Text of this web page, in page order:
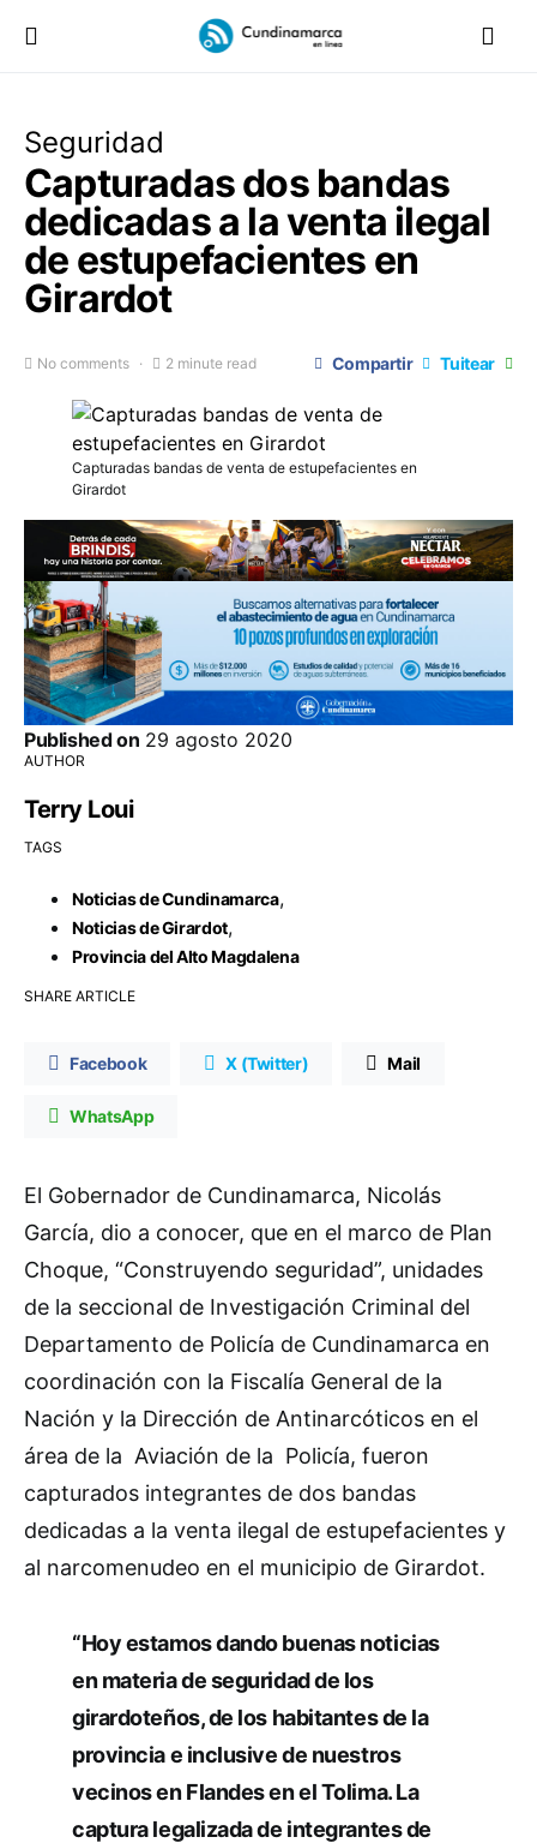
Seguridad
Capturadas dos bandas
dedicadas a la venta ilegal
de estupefacientes en
Girardot
No comments 2 minute read Compartir Tuitear
Capturadas bandas de venta de estupefacientes en
Girardot
Published on 29 agosto 2020
AUTHOR
Terry Loui
TAGS
Noticias de Cundinamarca,
Noticias de Girardot,
Provincia del Alto Magdalena
SHARE ARTICLE
Facebook X (Twitter) Mail
WhatsApp
El Gobernador de Cundinamarca, Nicolás
García, dio a conocer, que en el marco de Plan
Choque, “Construyendo seguridad”, unidades
de la seccional de Investigación Criminal del
Departamento de Policía de Cundinamarca en
coordinación con la Fiscalía General de la
Nación y la Dirección de Antinarcóticos en el
área de la Aviación de la Policía, fueron
capturados integrantes de dos bandas
dedicadas a la venta ilegal de estupefacientes y
al narcomenudeo en el municipio de Girardot.
“Hoy estamos dando buenas noticias
en materia de seguridad de los
girardoteños, de los habitantes de la
provincia e inclusive de nuestros
vecinos en Flandes en el Tolima. La
captura legalizada de integrantes de